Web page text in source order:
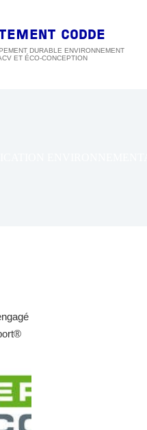
CODDE
DURABLE ENVIRONNEMENT